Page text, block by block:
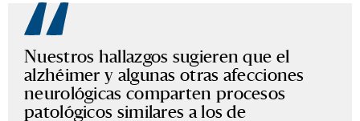
Nuestros hallazgos sugieren que el
alzhéimer y algunas otras afecciones
neurológicas comparten procesos
patológicos similares a los de